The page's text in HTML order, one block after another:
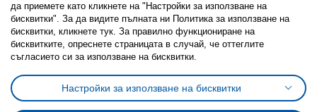
Политика за използване на бисквитки (Cookies)
Избор на настройки за използване на бисквитки
Условия за ползване на ikea.bgОбща политика за личните данни
Политика за защита на личните данни на ikea.bg
да приемете като кликнете на "Настройки за използване на
бисквитки". За да видите пълната ни Политика за използване на
бисквитки, кликнете тук. За правилно функциониране на
бисквитките, опреснете страницата в случай, че оттеглите
съгласието си за използване на бисквитки.
Настройки за използване на бисквитки